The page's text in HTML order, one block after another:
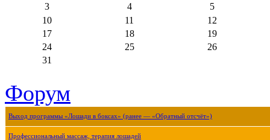
3 4
5
10
11
12
17
18
19
24
25
26
31
Форум
Выход программы «Лошади в боксах» (ранее — «Обратный отсчёт»)
Профессиональный массаж, терапия лошадей